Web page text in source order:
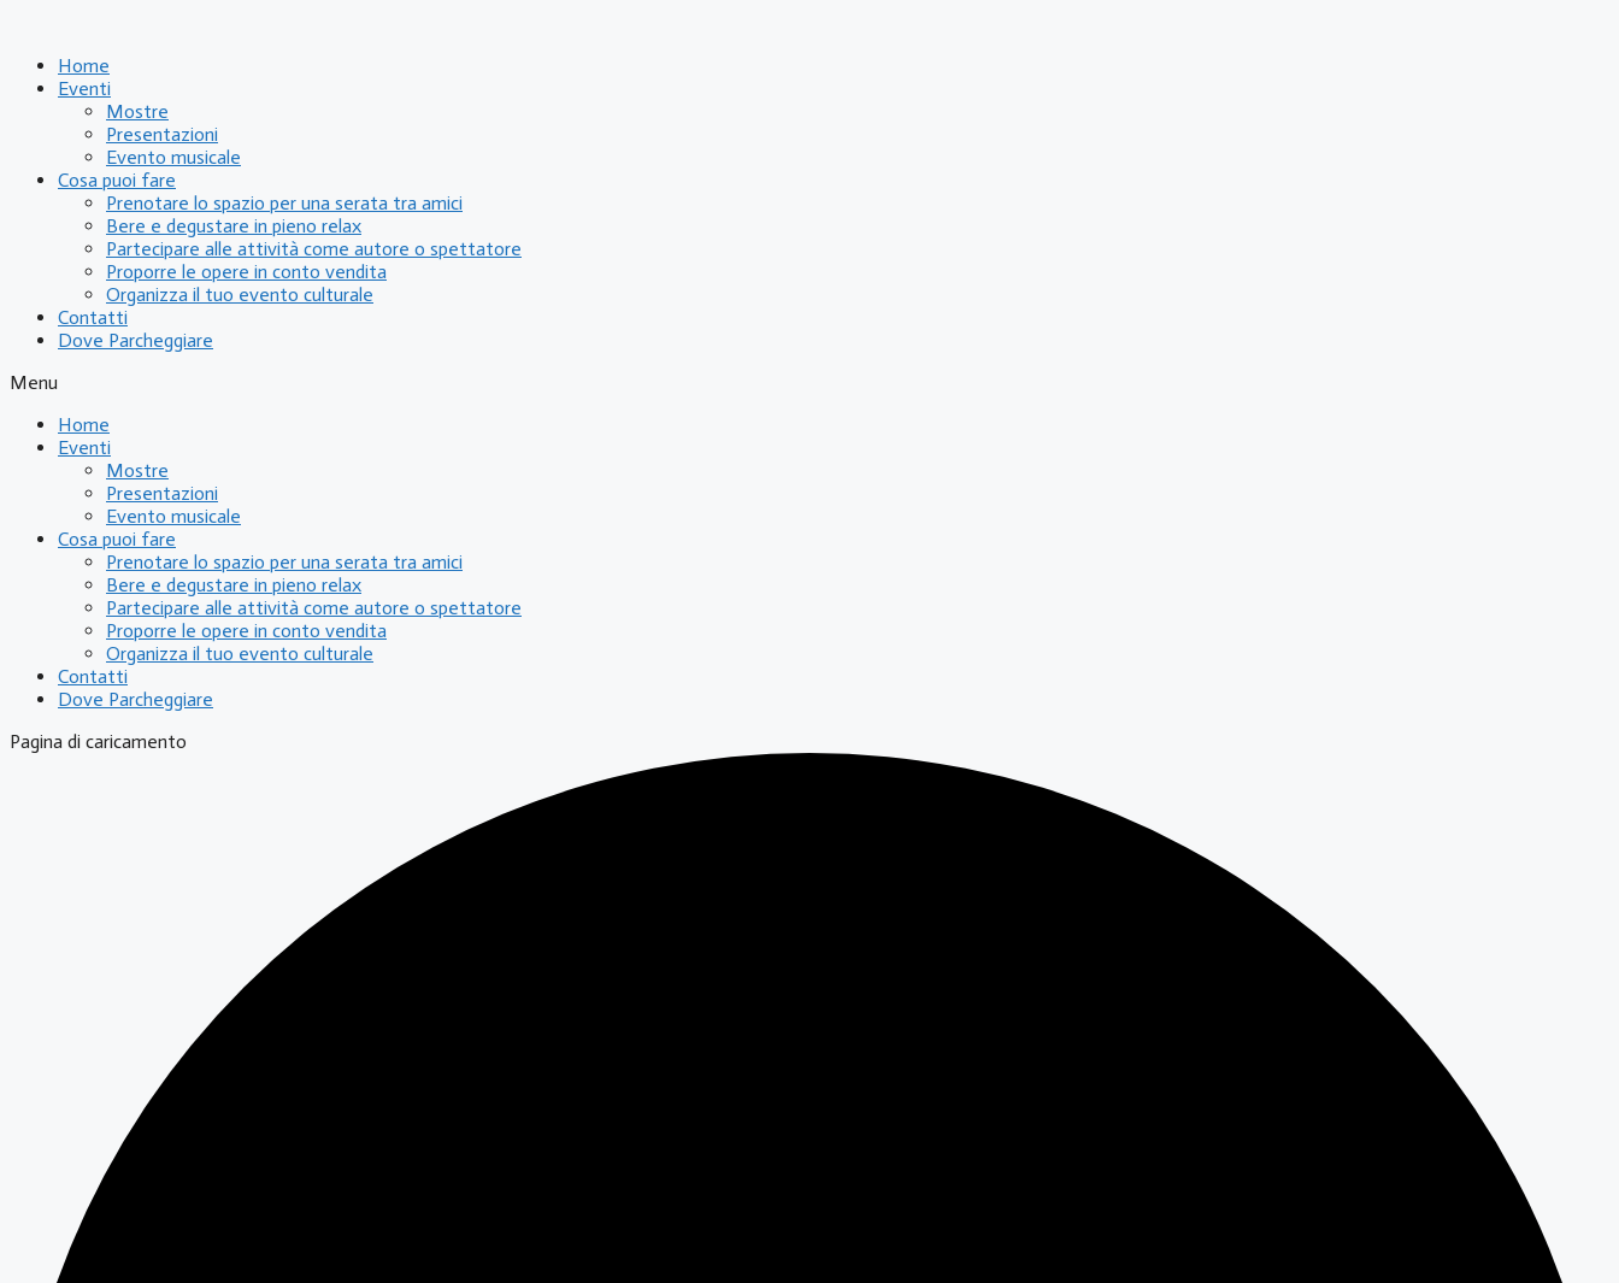
Home
Eventi
Mostre
Presentazioni
Evento musicale
Cosa puoi fare
Prenotare lo spazio per una serata tra amici
Bere e degustare in pieno relax
Partecipare alle attività come autore o spettatore
Proporre le opere in conto vendita
Organizza il tuo evento culturale
Contatti
Dove Parcheggiare
Menu
Home
Eventi
Mostre
Presentazioni
Evento musicale
Cosa puoi fare
Prenotare lo spazio per una serata tra amici
Bere e degustare in pieno relax
Partecipare alle attività come autore o spettatore
Proporre le opere in conto vendita
Organizza il tuo evento culturale
Contatti
Dove Parcheggiare
Pagina di caricamento